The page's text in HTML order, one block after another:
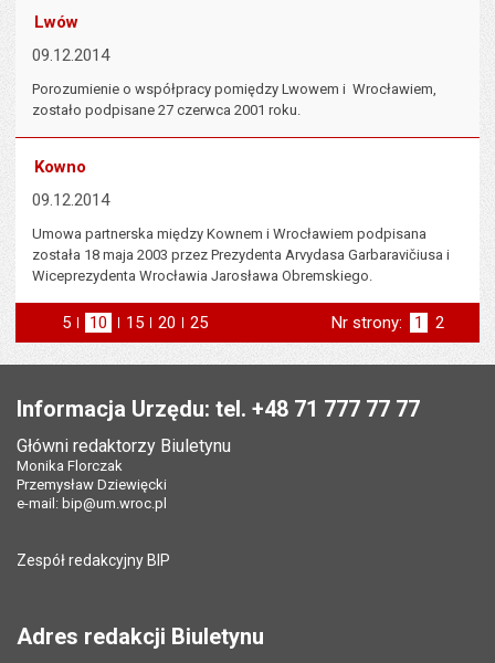
Lwów
09.12.2014
Porozumienie o współpracy pomiędzy Lwowem i Wrocławiem,
zostało podpisane 27 czerwca 2001 roku.
Kowno
09.12.2014
Umowa partnerska między Kownem i Wrocławiem podpisana
została 18 maja 2003 przez Prezydenta Arvydasa Garbaravičiusa i
Wiceprezydenta Wrocławia Jarosława Obremskiego.
5 elementów na stronie
10 elementów
na stronie
15 elementów
na stronie
20 elementów
na stronie
25
na stronie
Nr strony: Strona
1 Strona
2
Informacja Urzędu: tel. +48 71 777 77 77
Główni redaktorzy Biuletynu
Monika Florczak
Przemysław Dziewięcki
e-mail: bip@um.wroc.pl
Zespół redakcyjny BIP
Adres redakcji Biuletynu